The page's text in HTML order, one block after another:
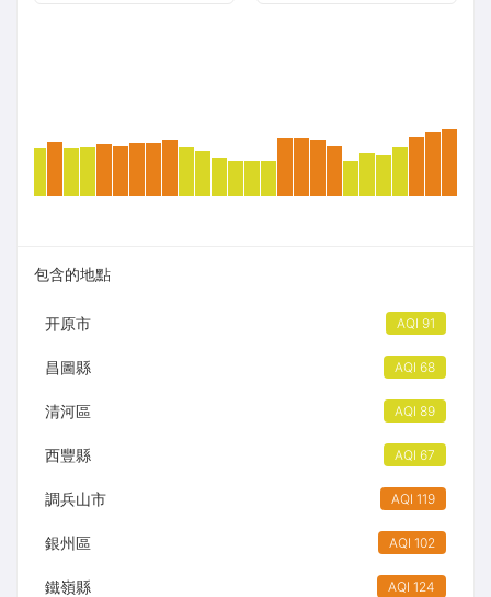
包含的地點
开原市 AQI 91
昌圖縣 AQI 68
清河區 AQI 89
西豐縣 AQI 67
調兵山市 AQI 119
銀州區 AQI 102
鐵嶺縣 AQI 124